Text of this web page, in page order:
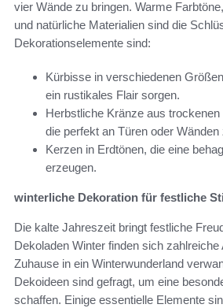
vier Wände zu bringen. Warme
und natürliche Materialien sind die
Dekorationselemente sind:
Kürbisse in verschiedenen
ein rustikales Flair sorgen.
Herbstliche Kränze aus
die perfekt an Türen oder
Kerzen in Erdtönen, die eine
erzeugen.
winterliche Dekoration für festliche
Die kalte Jahreszeit bringt festliche
Dekoladen Winter finden sich zahlreiche
Zuhause in ein Winterwunderland
Dekoideen sind gefragt, um eine
schaffen. Einige essentielle Elemente